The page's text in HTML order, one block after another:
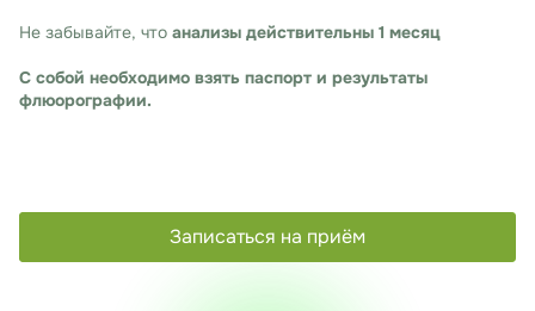
Не забывайте, что анализы действительны 1 месяц
С собой необходимо взять паспорт и результаты
флюорографии.
Записаться на приём